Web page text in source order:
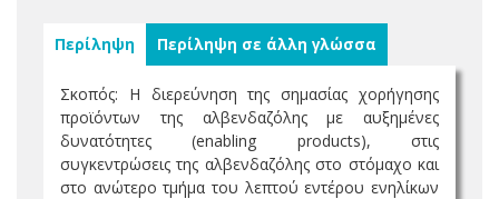
Περίληψη Περίληψη σε άλλη γλώσσα
Σκοπός: Η διερεύνηση της σημασίας χορήγησης
προϊόντων της αλβενδαζόλης με αυξημένες
δυνατότητες (enabling products), στις
συγκεντρώσεις της αλβενδαζόλης στο στόμαχο και
στο ανώτερο τμήμα του λεπτού εντέρου ενηλίκων